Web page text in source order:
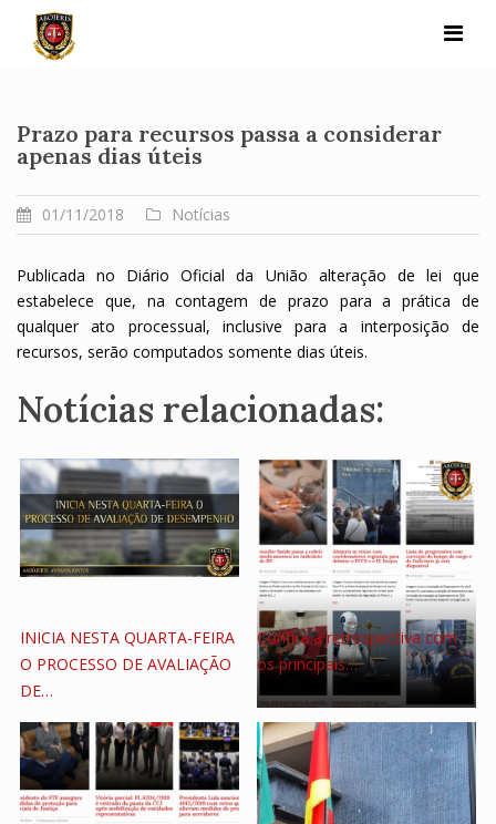
content
Prazo para recursos passa a considerar
apenas dias úteis
01/11/2018 Notícias
Publicada no Diário Oficial da União alteração de lei que
estabelece que, na contagem de prazo para a prática de
qualquer ato processual, inclusive para a interposição de
recursos, serão computados somente dias úteis.
Notícias relacionadas:
INICIA NESTA QUARTA-FEIRA
O PROCESSO DE AVALIAÇÃO
DE…
Confira a retrospectiva com
os principais…